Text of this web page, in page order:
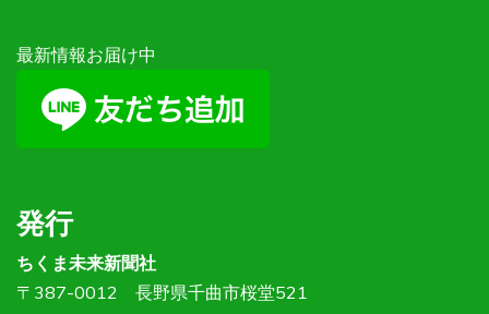
最新情報お届け中
発行
ちくま未来新聞社
〒387-0012 長野県千曲市桜堂521